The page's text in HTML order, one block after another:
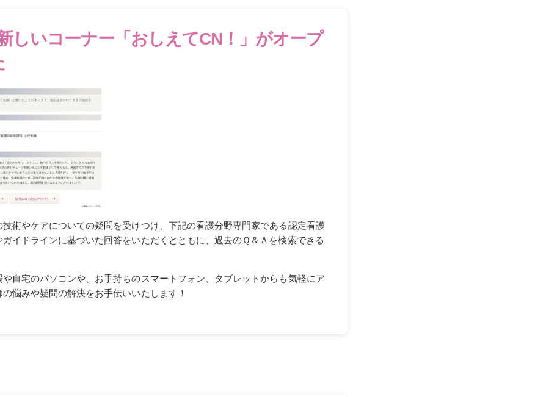
しいコーナー「おしえてCN！」がオープ
技術やケアについての疑問を受けつけ、下記の看護分野専門家である認定看護
イドラインに基づいた回答をいただくとともに、過去のＱ＆Ａを検索できる
や自宅のパソコンや、お手持ちのスマートフォン、タブレットからも気軽にア
悩みや疑問の解決をお手伝いいたします！